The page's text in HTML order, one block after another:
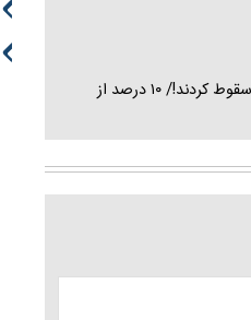
شکست خانگی سپاهان در نبرد غول ها مقابل تراکتورسازی/ تبریزی ها صدرنشین شدند و اصفهانی ها به رده چهاردهم سقوط کردند!/ ۱۰ درصد از